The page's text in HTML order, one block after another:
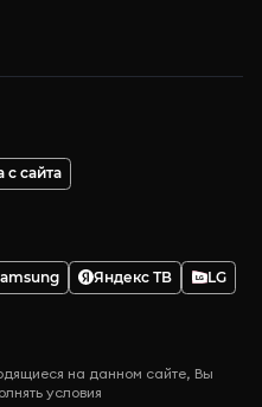
с сайта
Яндекс ТВ
LG
на данном сайте, Вы
условия